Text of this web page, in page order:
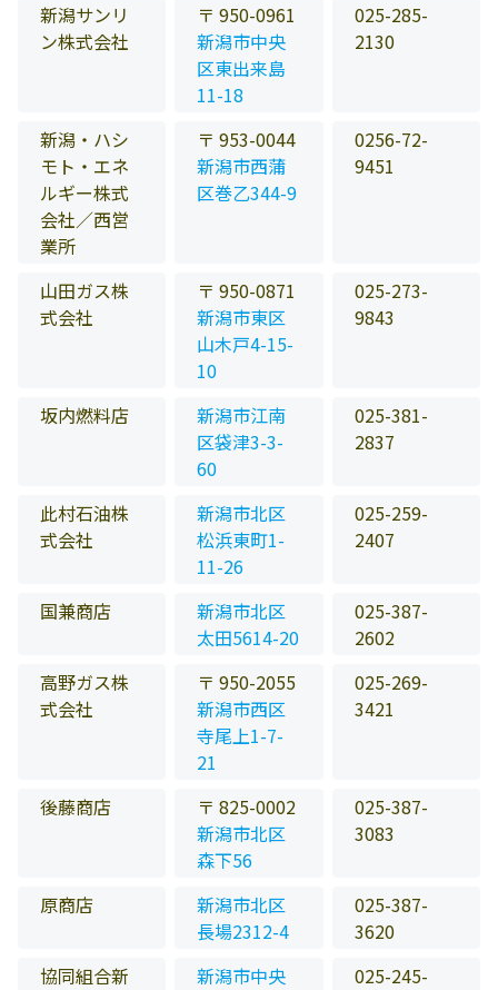
新潟サンリ
ン株式会社
〒 950-0961
新潟市中央
区東出来島
11-18
025-285-
2130
新潟・ハシ
モト・エネ
ルギー株式
会社／西営
業所
〒 953-0044
新潟市西蒲
区巻乙344-9
0256-72-
9451
山田ガス株
式会社
〒 950-0871
新潟市東区
山木戸4-15-
10
025-273-
9843
坂内燃料店
新潟市江南
区袋津3-3-
60
025-381-
2837
此村石油株
式会社
新潟市北区
松浜東町1-
11-26
025-259-
2407
国兼商店
新潟市北区
太田5614-20
025-387-
2602
高野ガス株
式会社
〒 950-2055
新潟市西区
寺尾上1-7-
21
025-269-
3421
後藤商店
〒 825-0002
新潟市北区
森下56
025-387-
3083
原商店
新潟市北区
長場2312-4
025-387-
3620
協同組合新
新潟市中央
025-245-